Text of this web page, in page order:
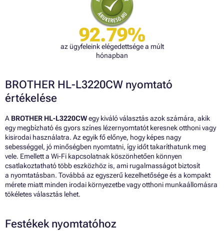
92.79%
az ügyfeleink elégedettsége a múlt
hónapban
BROTHER HL-L3220CW nyomtató
értékelése
A BROTHER HL-L3220CWegy kiváló választás azok számára, akik
egy megbízható és gyors színes lézernyomtatót keresnek otthoni vagy
kisirodai használatra. Az egyik fő előnye, hogy képes nagy
sebességgel, jó minőségben nyomtatni, így időt takaríthatunk meg
vele. Emellett a Wi-Fi kapcsolatnak köszönhetően könnyen
csatlakoztatható több eszközhöz is, ami rugalmasságot biztosít
a nyomtatásban. Továbbá az egyszerű kezelhetősége és a kompakt
mérete miatt minden irodai környezetbe vagy otthoni munkaállomásra
tökéletes választás lehet.
Festékek nyomtatóhoz